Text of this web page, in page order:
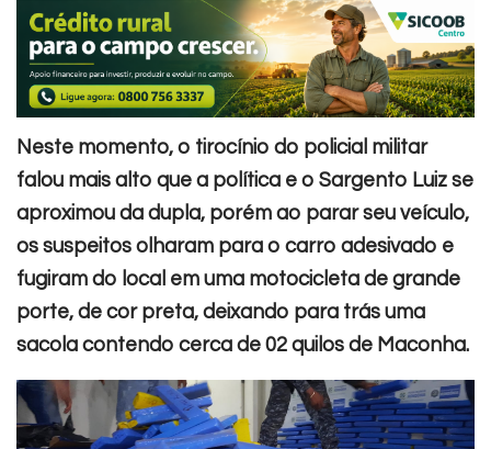
Neste momento, o tirocínio do policial militar
falou mais alto que a política e o Sargento Luiz se
aproximou da dupla, porém ao parar seu veículo,
os suspeitos olharam para o carro adesivado e
fugiram do local em uma motocicleta de grande
porte, de cor preta, deixando para trás uma
sacola contendo cerca de 02 quilos de Maconha.